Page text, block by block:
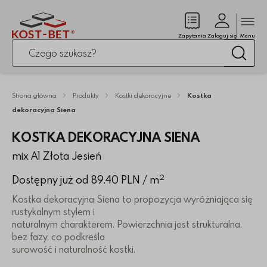
Po kliknięciu przycisku fraza zostanie wyszukana
Zapytania
(pusty)Zaloguj się Menu
Strona główna Produkty Kostki dekoracyjne
Kostka
dekoracyjna Siena
KOSTKA DEKORACYJNA SIENA
mix A1 Złota Jesień
Dostępny już od 89.40 PLN / m2
Kostka dekoracyjna Siena to propozycja wyróżniająca się
rustykalnym stylem i
naturalnym charakterem. Powierzchnia jest strukturalna,
bez fazy, co podkreśla
surowość i naturalność kostki.